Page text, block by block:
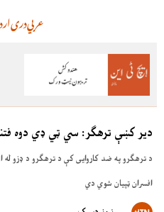
دریعربي
دیر کښې ترهګر: سي ټي ډي دوه
د ترهګرو په ضد کاروایی کې د ترهګرو د ډزو
افسران ټپیان شوي دي